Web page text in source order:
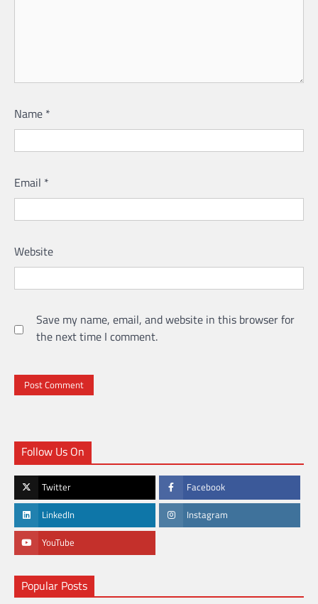
Name *
Email *
Website
Save my name, email, and website in this browser for
the next time I comment.
Follow Us On
Twitter Facebook
LinkedIn Instagram
YouTube
Popular Posts